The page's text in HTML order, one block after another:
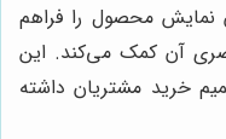
نمایش محصول را فراهم
آن کمک می‌کند. این
خرید مشتریان داشته